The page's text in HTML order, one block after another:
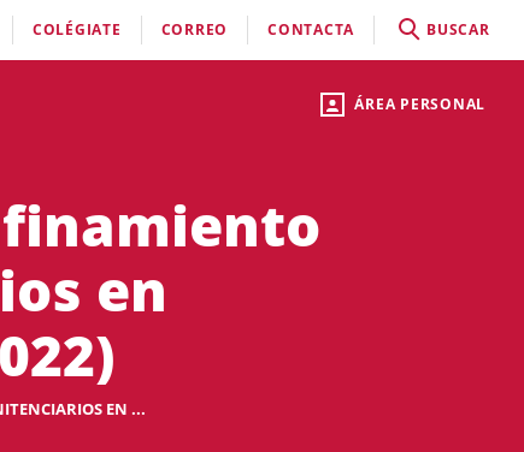
ÁREA PERSONAL
COLÉGIATE CORREO CONTACTA BUSCAR
en
EN ...